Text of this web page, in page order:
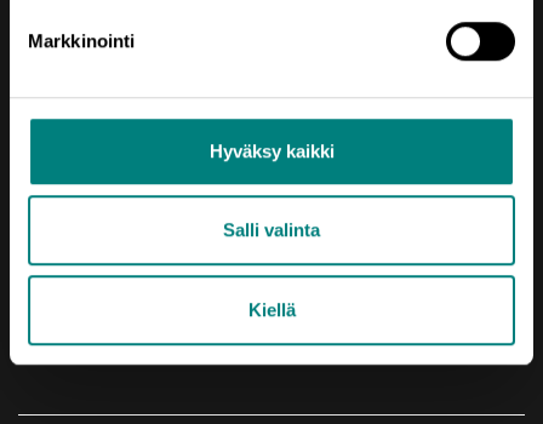
Markkinointi
Hyväksy kaikki
Salli valinta
Kiellä
AJANKOHTAISTA
KEHITTÄMISTEEMAT
SIJOITU SATAKUNTAAN
TIETOA MEISTÄ
YRITYSPALVELUT